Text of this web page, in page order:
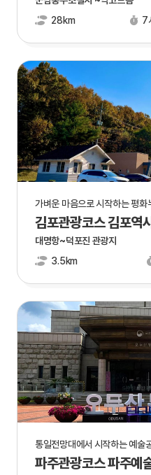
28km
7
가벼운 마음으로 시작하는 평화
김포관광코스 김포역
대명항~덕포진 관광지
3.5km
통일전망대에서 시작하는 예술
파주관광코스 파주예